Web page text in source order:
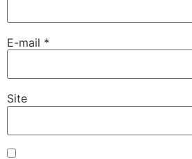
E-mail *
Site